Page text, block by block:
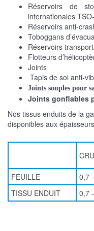
Réservoirs de
internationales
Réservoirs anti-
Toboggans
Réservoirs
Flotteurs
Joints
Tapis de sol anti-
Joints souples pour
Joints gonflables
Nos tissus enduits de la
disponibles aux
FEUILLE
0,7
TISSU ENDUIT
0,7